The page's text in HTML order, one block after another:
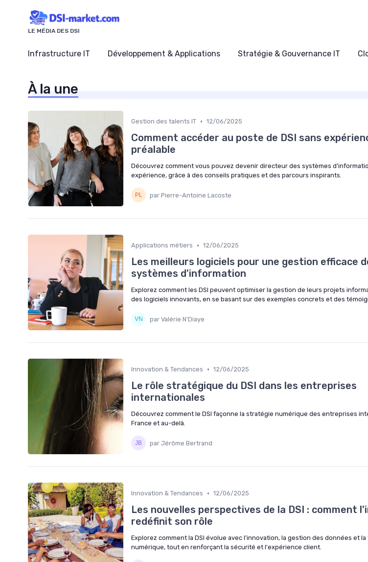
LE MÉDIA DES DSI
Infrastructure IT Développement & Applications Stratégie & Gouvernance IT
À la une
Gestion des talents IT • 12/06/2025
Comment accéder au poste de DSI sans
préalable
Découvrez comment vous pouvez devenir directeur des systèmes
expérience, grâce à des conseils pratiques et des parcours inspirants.
par Pierre-Antoine Lacoste
Applications métiers • 12/06/2025
Les meilleurs logiciels pour une gestion efficace
systèmes d'information
Explorez comment les DSI peuvent optimiser la gestion de leurs projets
des logiciels innovants, en se basant sur des exemples concrets et des
par Valérie N'Diaye
Innovation & Tendances • 12/06/2025
Le rôle stratégique du DSI dans les entreprises
internationales
Découvrez comment le DSI façonne la stratégie numérique des entreprises
France et au-delà.
par Jérôme Bertrand
Innovation & Tendances • 12/06/2025
Les nouvelles perspectives de la DSI : comment
redéfinit son rôle
Explorez comment la DSI évolue avec l'innovation, la gestion des données et
numérique, tout en renforçant la sécurité et l'expérience client.